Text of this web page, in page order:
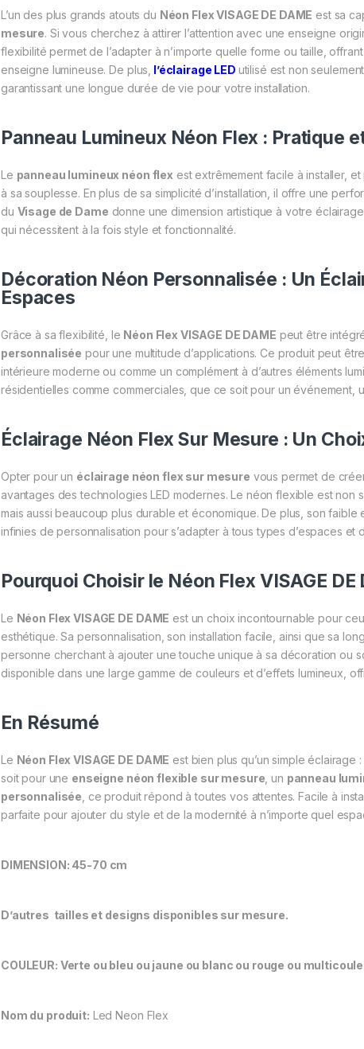
L’un des plus grands atouts du Néon Flex VISAGE DE DAME est sa
mesure. Si vous cherchez à attirer l’attention avec une enseigne
flexibilité permet de l’adapter à n’importe quelle forme ou taille,
enseigne lumineuse. De plus, l’éclairage LED utilisé est non
garantissant une longue durée de vie pour votre installation.
Panneau Lumineux Néon Flex : Pratique
Le panneau lumineux néon flex est extrêmement facile à installer,
à sa souplesse. En plus de sa simplicité d’installation, il offre une
du Visage de Dame donne une dimension artistique à votre
qui nécessitent à la fois style et fonctionnalité.
Décoration Néon Personnalisée : Un
Espaces
Grâce à sa flexibilité, le Néon Flex VISAGE DE DAME peut être
personnalisée pour une multitude d’applications. Ce produit peut
intérieure moderne ou comme un complément à d’autres éléments
résidentielles comme commerciales, que ce soit pour un événement,
Éclairage Néon Flex Sur Mesure : Un
Opter pour un éclairage néon flex sur mesure vous permet de
avantages des technologies LED modernes. Le néon flexible est non
mais aussi beaucoup plus durable et économique. De plus, son
infinies de personnalisation pour s’adapter à tous types d’espaces et
Pourquoi Choisir le Néon Flex VISAGE DE
Le Néon Flex VISAGE DE DAME est un choix incontournable pour
esthétique. Sa personnalisation, son installation facile, ainsi que sa
personne cherchant à ajouter une touche unique à sa décoration ou
disponible dans une large gamme de couleurs et d’effets lumineux,
En Résumé
Le Néon Flex VISAGE DE DAME est bien plus qu’un simple
soit pour une enseigne néon flexible sur mesure , un panneau
personnalisée , ce produit répond à toutes vos attentes. Facile à
parfaite pour ajouter du style et de la modernité à n’importe quel
DIMENSION: 45-70 cm
D’autres tailles et designs disponibles sur mesure.
COULEUR: Verte ou bleu ou jaune ou blanc ou rouge ou
Nom du produit: Led Neon Flex